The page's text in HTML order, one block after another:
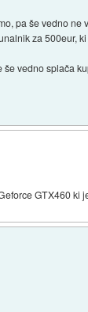
pa še vedno ne
za 500eur,
vedno splača
GTX460 ki